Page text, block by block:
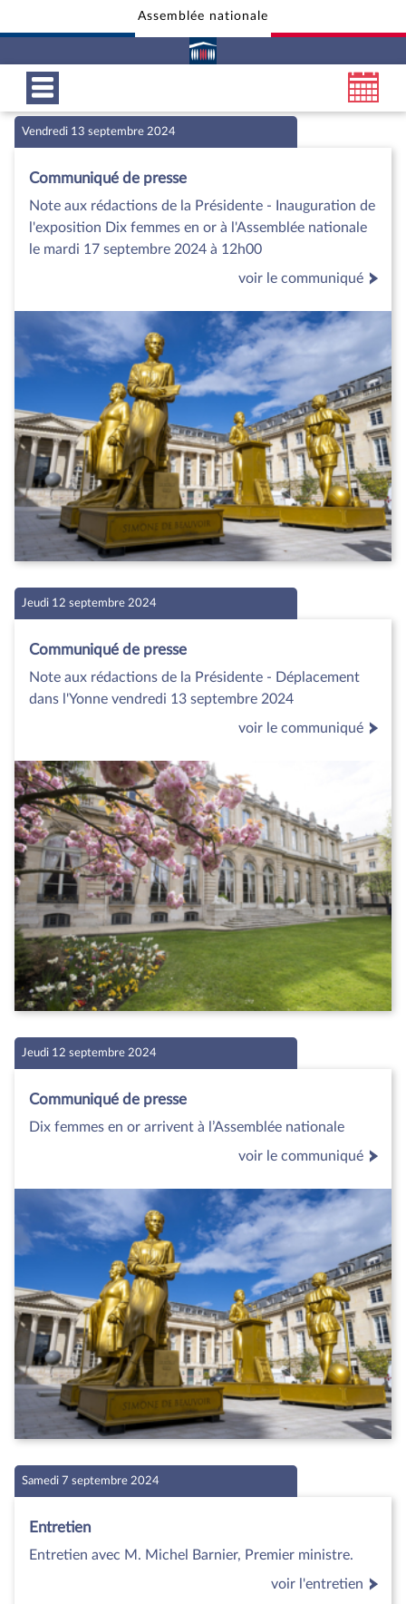
Aller en bas de la pageAssemblée nationale
Vendredi 13 septembre 2024
Communiqué de presse
Note aux rédactions de la Présidente - Inauguration de
l'exposition Dix femmes en or à l'Assemblée nationale
le mardi 17 septembre 2024 à 12h00
voir le communiqué
Jeudi 12 septembre 2024
Communiqué de presse
Note aux rédactions de la Présidente - Déplacement
dans l'Yonne vendredi 13 septembre 2024
voir le communiqué
Jeudi 12 septembre 2024
Communiqué de presse
Dix femmes en or arrivent à l’Assemblée nationale
voir le communiqué
Samedi 7 septembre 2024
Entretien
Entretien avec M. Michel Barnier, Premier ministre.
voir l'entretien